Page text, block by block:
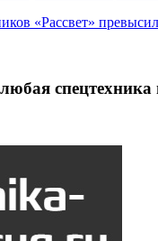
«Рассвет»
спецтехника